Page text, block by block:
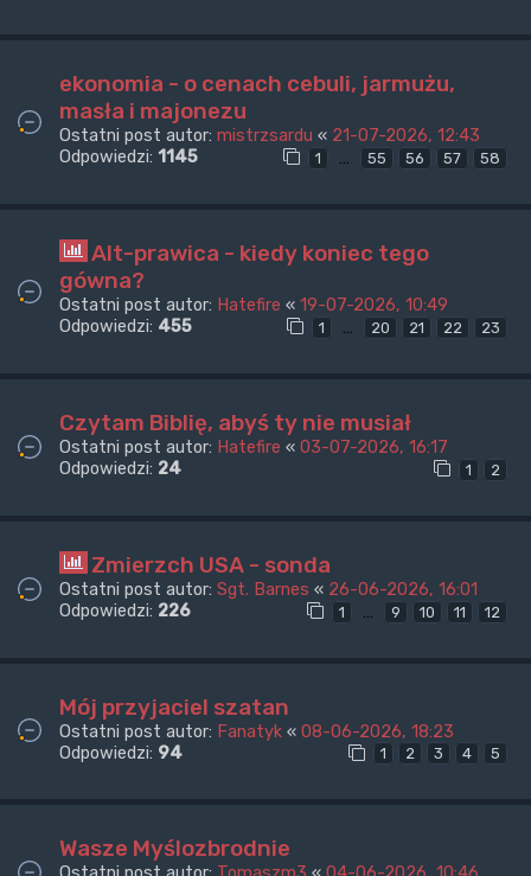
ekonomia - o cenach cebuli, jarmużu,
masła i majonezu
Ostatni post autor: mistrzsardu « 21-07-2026, 12:43
Odpowiedzi: 1145 1 … 55 56 57 58
Alt-prawica - kiedy koniec tego
gówna?
Ostatni post autor: Hatefire « 19-07-2026, 10:49
Odpowiedzi: 455 1 … 20 21 22 23
Czytam Biblię, abyś ty nie musiał
Ostatni post autor: Hatefire « 03-07-2026, 16:17
Odpowiedzi: 24 1 2
Zmierzch USA - sonda
Ostatni post autor: Sgt. Barnes « 26-06-2026, 16:01
Odpowiedzi: 226 1 … 9 10 11 12
Mój przyjaciel szatan
Ostatni post autor: Fanatyk « 08-06-2026, 18:23
Odpowiedzi: 94 1 2 3 4 5
Wasze Myślozbrodnie